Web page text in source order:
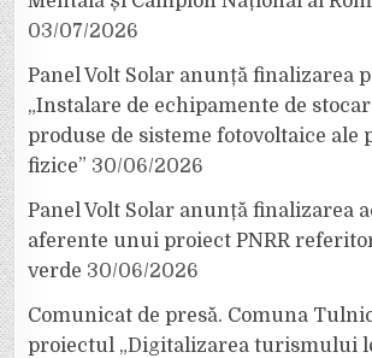
03/07/2026
Panel Volt Solar anunță finalizarea
„Instalare de echipamente de
produse de sisteme fotovoltaice ale
fizice” 30/06/2026
Panel Volt Solar anunță finalizarea
aferente unui proiect PNRR
verde 30/06/2026
Comunicat de presă. Comuna
proiectul „Digitalizarea turismului